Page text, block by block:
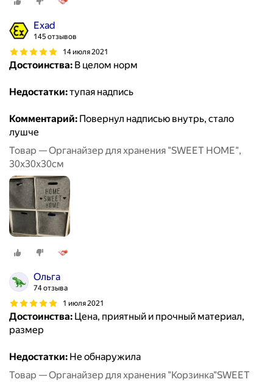
Exad
145 отзывов
14 июля 2021
Достоинства: В целом норм
Недостатки:тупая надпись
Комментарий: Повернул надписью внутрь, стало
лушче
Товар — Органайзер для хранения "SWEET HOME",
30х30х30см
Ольга
74 отзыва
1 июля 2021
Достоинства: Цена, приятный и прочный материал,
размер
Недостатки: Не обнаружила
Товар — Органайзер для хранения "Корзинка"SWEET